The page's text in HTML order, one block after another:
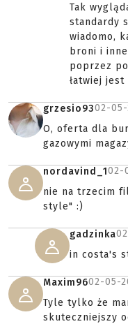
Tak
standardy
wiadomo,
broni i
poprzez
łatwiej
grzesio9302-05-
O, oferta dla
gazowymi
nordavind_102-
nie na trzecim
style" :)
gadzinka
in costa's
Maxim9602-05-
Tyle tylko że
skuteczniejszy